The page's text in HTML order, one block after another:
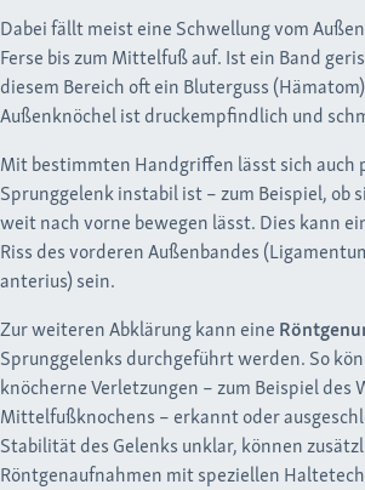
Dabei fällt meist eine Schwellung vom
Ferse bis zum Mittelfuß auf. Ist ein Band
diesem Bereich oft ein Bluterguss
Außenknöchel ist druckempfindlich und
Mit bestimmten Handgriffen lässt sich auch
Sprunggelenk instabil ist – zum Beispiel, ob
weit nach vorne bewegen lässt. Dies kann
Riss des vorderen Außenbandes
anterius) sein.
Zur weiteren Abklärung kann eine
Sprunggelenks durchgeführt werden. So
knöcherne Verletzungen – zum Beispiel des
Mittelfußknochens – erkannt oder
Stabilität des Gelenks unklar, können
Röntgenaufnahmen mit speziellen